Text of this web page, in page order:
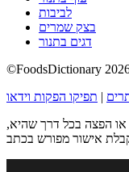
לביבות
בצק שמרים
דגים בתנור
| תפיקו הפקות וידאו
או הפצה בכל דרך שהיא,
אישור מפורש בכתב